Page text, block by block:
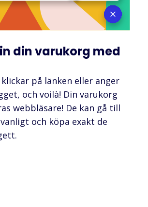
din varukorg med
på länken eller anger
och voilà! Din varukorg
webbläsare! De kan gå till
och köpa exakt de